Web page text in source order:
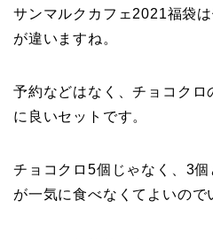
サンマルクカフェ2021福袋
が違いますね。
予約などはなく、チョコクロ
に良いセットです。
チョコクロ5個じゃなく、3
が一気に食べなくてよいので